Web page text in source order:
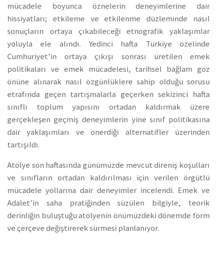
mücadele boyunca öznelerin deneyimlerine dair
hissiyatları; etkileme ve etkilenme düzleminde nasıl
sonuçların ortaya çıkabileceği etnografik yaklaşımlar
yoluyla ele alındı. Yedinci hafta Türkiye özelinde
Cumhuriyet’in ortaya çıkışı sonrası üretilen emek
politikaları ve emek mücadelesi, tarihsel bağlam göz
önüne alınarak nasıl özgünlüklere sahip olduğu sorusu
etrafında geçen tartışmalarla geçerken sekizinci hafta
sınıflı toplum yapısını ortadan kaldırmak üzere
gerçekleşen geçmiş deneyimlerin yine sınıf politikasına
dair yaklaşımları ve önerdiği alternatifler üzerinden
tartışıldı.
Atölye son haftasında günümüzde mevcut direniş koşulları
ve sınıfların ortadan kaldırılması için verilen örgütlü
mücadele yollarına dair deneyimler incelendi. Emek ve
Adalet’in saha pratiğinden süzülen bilgiyle, teorik
derinliğin buluştuğu atölyenin önümüzdeki dönemde form
ve çerçeve değiştirerek sürmesi planlanıyor.